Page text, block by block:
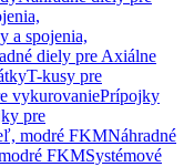
a spojenia,
diely pre Axiálne
T-kusy pre
vykurovaniePrípojky
pre
modré FKMNáhradné
FKMSystémové